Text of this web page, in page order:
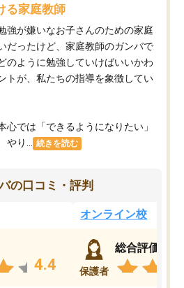
る家庭教師
強が嫌いなお子さんのための家庭
だったけど、家庭教師のガンバで
のように勉強していけばいいかわ
トが、私たちの指導を象徴してい
心では「できるようになりたい」
り...
続きを読む
の口コミ・評判
4.4
オンライン校
保護者
総合評価